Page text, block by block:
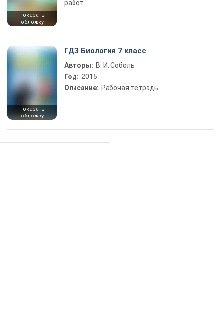
показать
обложку
работ
показать
обложку
ГДЗ Биология 7 класс
Авторы: В. И. Соболь
Год: 2015
Описание: Рабочая тетрадь